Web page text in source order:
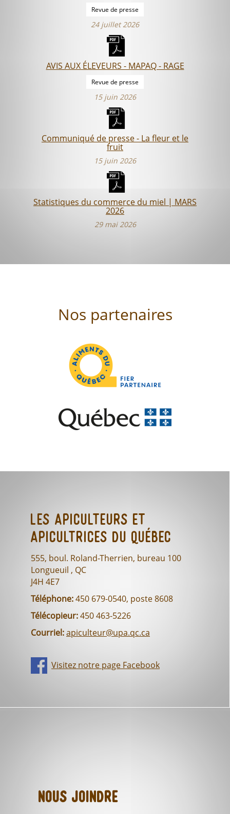
Revue de presse
24 juillet 2026
AVIS AUX ÉLEVEURS - MAPAQ - RAGE
Revue de presse
15 juin 2026
Communiqué de presse - La fleur et le
fruit
15 juin 2026
Statistiques du commerce du miel | MARS
2026
29 mai 2026
Nos partenaires
Les Apiculteurs et
Apicultrices du Québec
555, boul. Roland-Therrien, bureau 100
Longueuil , QC
J4H 4E7
Téléphone:450 679-0540, poste 8608
Télécopieur:450 463-5226
Courriel:apiculteur@upa.qc.ca
Visitez notre page Facebook
Nous joindre